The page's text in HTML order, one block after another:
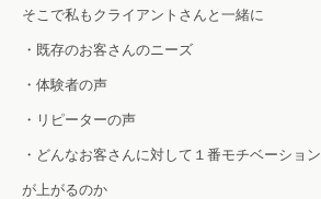
そこで私もクライアントさんと一緒に
・既存のお客さんのニーズ
・体験者の声
・リピーターの声
・どんなお客さんに対して１番モチベーション
が上がるのか